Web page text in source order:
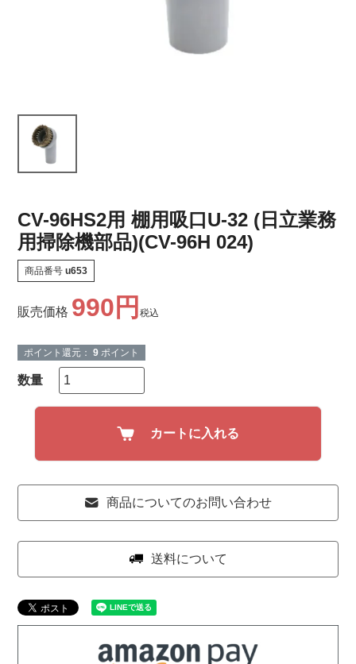
CV-96HS2用 棚用吸口U-32 (日立業務
用掃除機部品)(CV-96H 024)
商品番号 u653
販売価格 990 税込
ポイント還元： 9 ポイント
カートに入れる
商品についてのお問い合わせ
送料について